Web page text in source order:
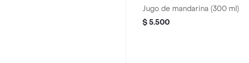
Jugo de mandarina (300 ml)
$ 5.500